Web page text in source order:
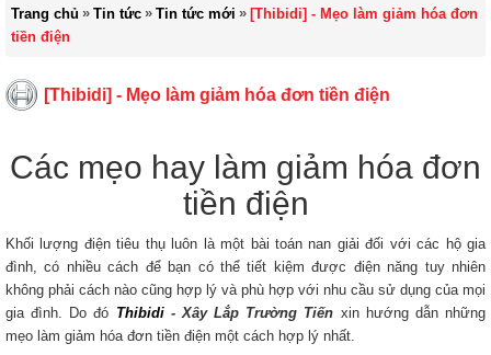
Trang chủ » Tin tức » Tin tức mới » [Thibidi] - Mẹo làm giảm hóa đơn
tiền điện
[Thibidi] - Mẹo làm giảm hóa đơn tiền điện
Các mẹo hay làm giảm hóa đơn
tiền điện
Khối lượng điện tiêu thụ luôn là một bài toán nan giải đối với các hộ gia
đình, có nhiều cách để bạn có thể tiết kiệm được điện năng tuy nhiên
không phải cách nào cũng hợp lý và phù hợp với nhu cầu sử dụng của mọi
gia đình. Do đó Thibidi- Xây Lắp Trường Tiến xin hướng dẫn những
mẹo làm giảm hóa đơn tiền điện một cách hợp lý nhất.